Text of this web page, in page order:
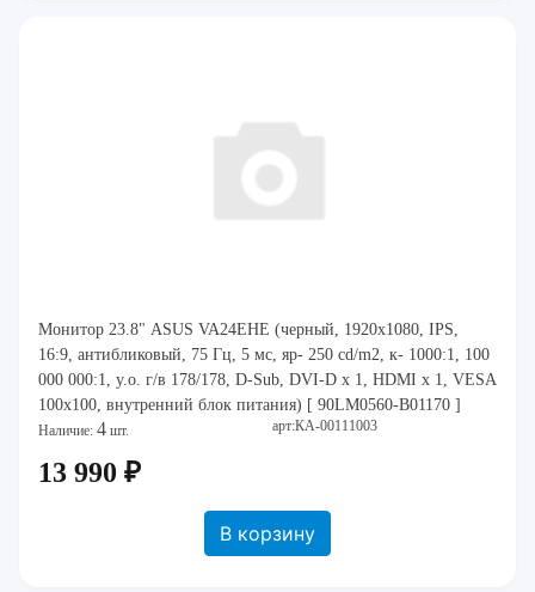
Монитор 23.8" ASUS VA24EHE (черный, 1920x1080, IPS,
16:9, антибликовый, 75 Гц, 5 мс, яр- 250 cd/m2, к- 1000:1, 100
000 000:1, у.о. г/в 178/178, D-Sub, DVI-D x 1, HDMI x 1, VESA
100x100, внутренний блок питания) [ 90LM0560-B01170 ]
Наличие: 4 шт. арт:КА-00111003
13 990 ₽
В корзину